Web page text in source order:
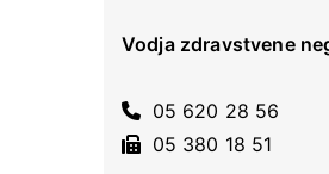
Vodja
05 620 28 56
05 380 18 51